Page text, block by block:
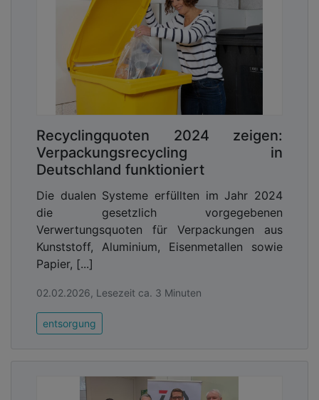
Recyclingquoten 2024 zeigen:
Verpackungsrecycling in
Deutschland funktioniert
Die dualen Systeme erfüllten im Jahr 2024
die gesetzlich vorgegebenen
Verwertungsquoten für Verpackungen aus
Kunststoff, Aluminium, Eisenmetallen sowie
Papier, [...]
02.02.2026, Lesezeit ca. 3 Minuten
entsorgung